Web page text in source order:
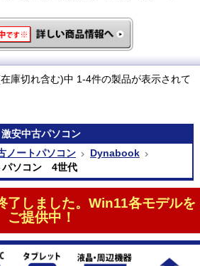
庫切れ含む)中 1-4件の製品が表示されて
激安中古パソコン
ノートパソコン
Dynabook
ソコン 4世代
了しました。Win11各モデルを
ご提供中！